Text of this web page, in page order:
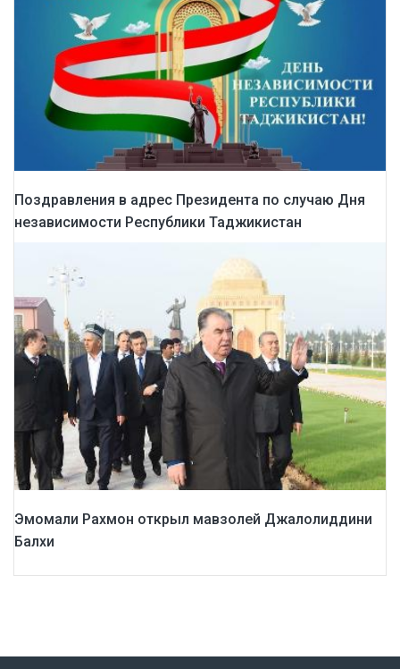
Поздравления в адрес Президента по случаю Дня
независимости Республики Таджикистан
Эмомали Рахмон открыл мавзолей Джалолиддини
Балхи